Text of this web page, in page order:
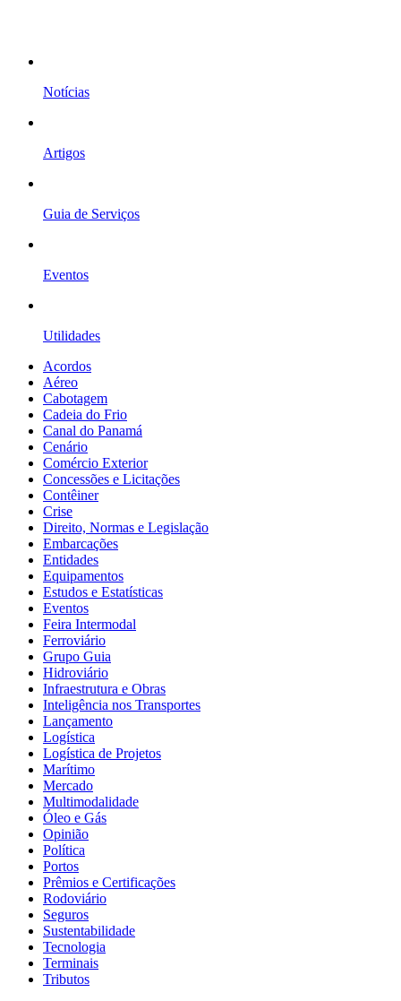
Notícias
Artigos
Guia de Serviços
Eventos
Utilidades
Acordos
Aéreo
Cabotagem
Cadeia do Frio
Canal do Panamá
Cenário
Comércio Exterior
Concessões e Licitações
Contêiner
Crise
Direito, Normas e Legislação
Embarcações
Entidades
Equipamentos
Estudos e Estatísticas
Eventos
Feira Intermodal
Ferroviário
Grupo Guia
Hidroviário
Infraestrutura e Obras
Inteligência nos Transportes
Lançamento
Logística
Logística de Projetos
Marítimo
Mercado
Multimodalidade
Óleo e Gás
Opinião
Política
Portos
Prêmios e Certificações
Rodoviário
Seguros
Sustentabilidade
Tecnologia
Terminais
Tributos